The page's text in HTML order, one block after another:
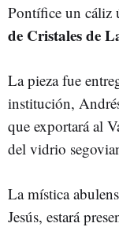
Pontífice un cáliz
de Cristales de
La pieza fue
institución,
que exportará al
del vidrio
La mística
Jesús, estará